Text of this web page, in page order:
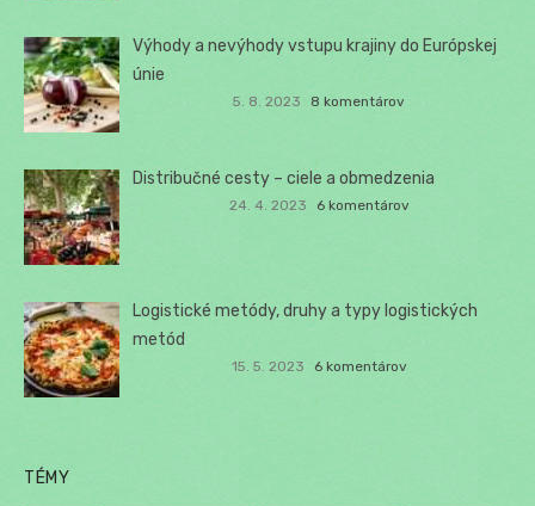
Výhody a nevýhody vstupu krajiny do Európskej
únie
5. 8. 2023 8 komentárov
Distribučné cesty – ciele a obmedzenia
24. 4. 2023 6 komentárov
Logistické metódy, druhy a typy logistických
metód
15. 5. 2023 6 komentárov
TÉMY